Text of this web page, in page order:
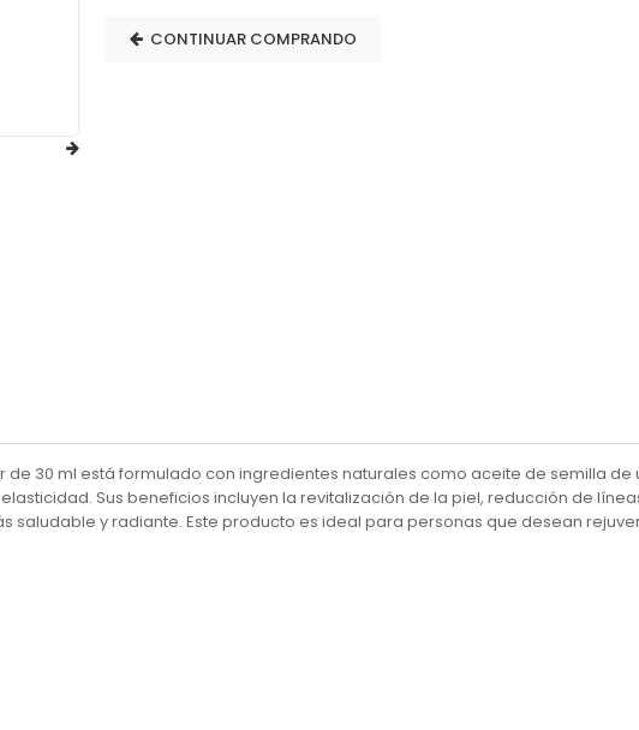
CONTINUAR COMPRANDO
30 ml está formulado con ingredientes naturales como aceite de semilla
Sus beneficios incluyen la revitalización de la piel, reducción de
saludable y radiante. Este producto es ideal para personas que desean